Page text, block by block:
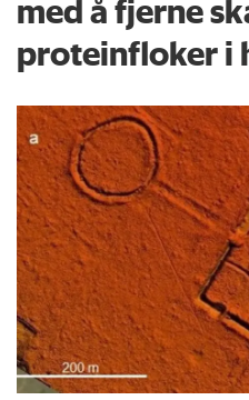
med å fjerne
proteinfloker i